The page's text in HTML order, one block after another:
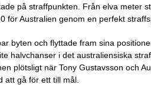
på straffpunkten. Från elva meter
för Australien genom en perfekt
byten och flyttade fram sina
halvchanser i det australiensiska
plötsligt när Tony Gustavsson och
att gå för ett till mål.